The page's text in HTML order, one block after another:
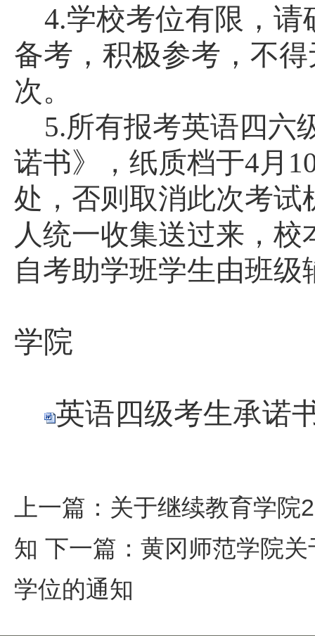
4.学校考位有限，
备考，积极参考， 不
次。
5.所有报考英语四六
诺书》，纸质档于4月
处，否则取消此次考
人统一收集送过来，
自考助学班学生由班
学院
英语四级考生承诺
上一篇： 关于继续教育学院
知 下一篇： 黄冈师范学院
学位的通知